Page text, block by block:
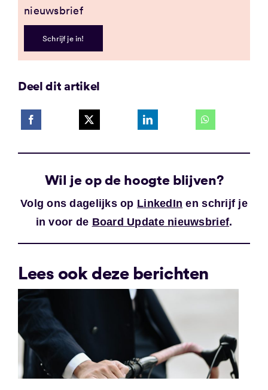
nieuwsbrief
Schrijf je in!
Deel dit artikel
Wil je op de hoogte blijven?
Volg ons dagelijks op LinkedIn en schrijf je
in voor de Board Update nieuwsbrief.
Lees ook deze berichten